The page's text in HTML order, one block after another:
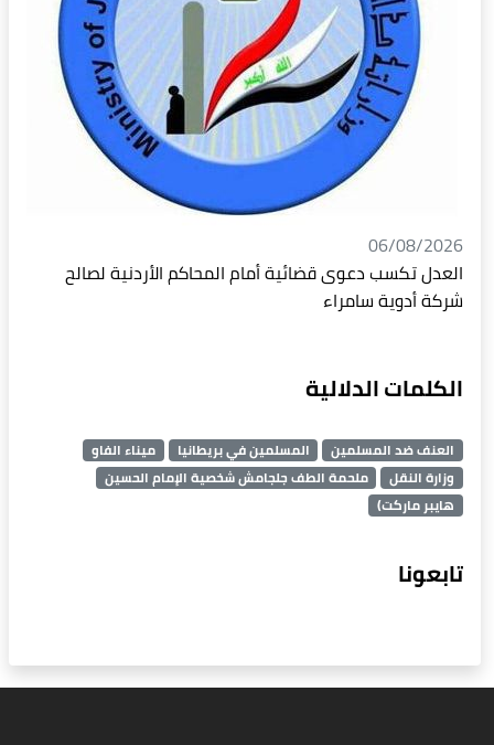
06/08/2026
العدل تكسب دعوى قضائية أمام المحاكم الأردنية لصالح
شركة أدوية سامراء
الكلمات الدلالية
العنف ضد المسلمين المسلمين في بريطانيا
ميناء الفاو
وزارة النقل
ملحمة الطف جلجامش شخصية الإمام الحسين
هايبر ماركت)
تابعونا